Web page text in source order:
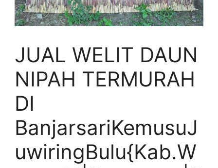
JUAL WELIT DAUN
NIPAH TERMURAH
DI
BanjarsariKemusuJ
uwiringBulu{Kab.W